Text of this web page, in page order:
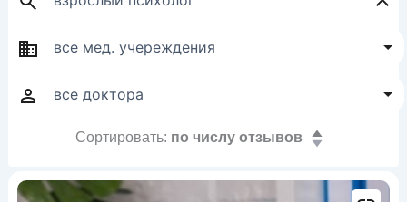
Сортировать: по числу отзывов